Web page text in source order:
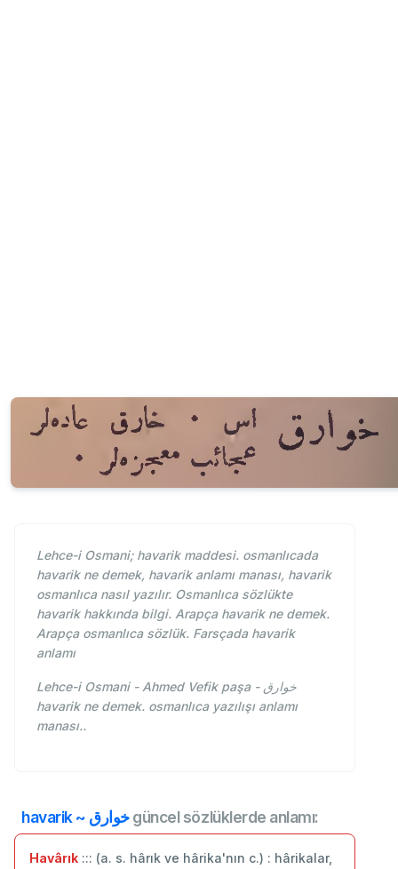
Lehce-i Osmani; havarik maddesi. osmanlıcada
havarik ne demek, havarik anlamı manası, havarik
osmanlıca nasıl yazılır. Osmanlıca sözlükte
havarik hakkında bilgi. Arapça havarik ne demek.
Arapça osmanlıca sözlük. Farsçada havarik
anlamı
Lehce-i Osmani - Ahmed Vefik paşa - خوارق
havarik ne demek. osmanlıca yazılışı anlamı
manası..
havarik ~ خوارقgüncel sözlüklerde anlamı:
Havârık ::: (a. s. hârık ve hârika'nın c.) : hârikalar,